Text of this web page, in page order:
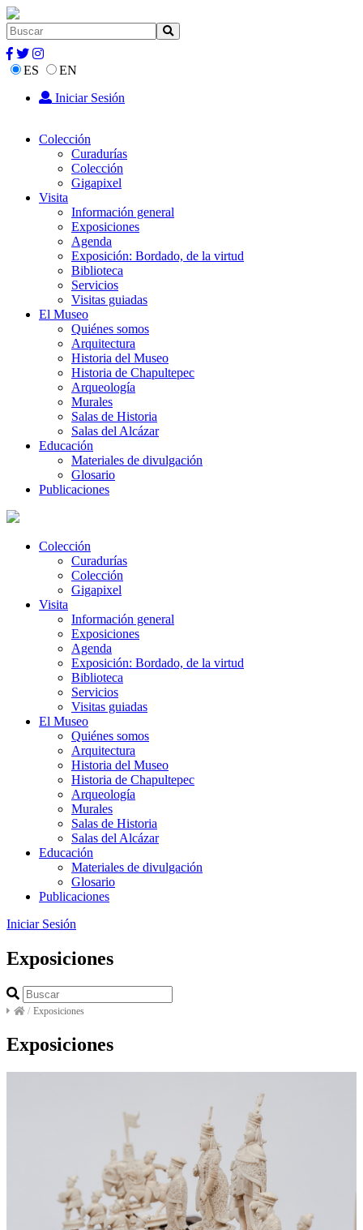
ES
EN
Iniciar Sesión
Colección
Curadurías
Colección
Gigapixel
Visita
Información general
Exposiciones
Agenda
Exposición: Bordado, de la virtud
Biblioteca
Servicios
Visitas guiadas
El Museo
Quiénes somos
Arquitectura
Historia del Museo
Historia de Chapultepec
Arqueología
Murales
Salas de Historia
Salas del Alcázar
Educación
Materiales de divulgación
Glosario
Publicaciones
Colección
Curadurías
Colección
Gigapixel
Visita
Información general
Exposiciones
Agenda
Exposición: Bordado, de la virtud
Biblioteca
Servicios
Visitas guiadas
El Museo
Quiénes somos
Arquitectura
Historia del Museo
Historia de Chapultepec
Arqueología
Murales
Salas de Historia
Salas del Alcázar
Educación
Materiales de divulgación
Glosario
Publicaciones
Iniciar Sesión
Exposiciones
/ Exposiciones
Exposiciones